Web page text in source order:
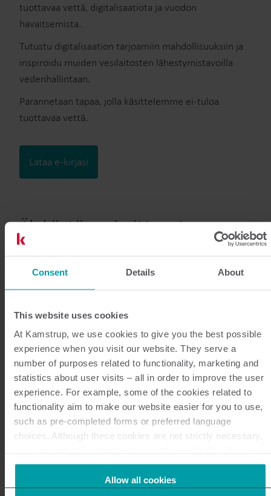
Consent Details About
This website uses cookies
At Kamstrup, we use cookies to give you the best possible
experience when you visit our website. They serve a
number of purposes related to functionality, marketing and
statistics about user visits – all in order to improve the user
experience. For example, some of the cookies related to
functionality aim to make our website easier for you to use,
such as pre-completed forms or preferred language
choices. Although these cookies are not strictly necessary,
them.
Kamstrup makes use of third-party cookies. A third-party
Allow all cookies
tuottavaa vettä, digitalisaatiota ja vuodon
havaitsemista.
Tutustu digitalisaation tarjoamiin mahdollisuuksiin ja
inspiroidu muiden vesilaitosten lähestymistavoilla
vedenhallintaan.
Parannetaan tapaa, jolla käsittelemme ei-tuloa
tuottavaa vettä.
Lataa e-kirjasi
Älykästä vesimittausta
Kamstrupilta
ultraäänivesimittareita, tehokkaita
etäluentaratkaisuja, pitkälle kehittyneitä
vuotovalvontajärjestelmiä sekä monipuolista, älykästä
data-analyysia.
Meistä älymittaus on fiksu tapa parantaa suhteita
kuluttajiin ja optimoida toimintaa. Kyse on
laadunhallinnasta, tulojen suojaamisesta,
varainhallinnasta ja vesihävikistä. Kyse on myös
Meiltä saat kaikenlaiset ja -kokoiset ratkaisut, mutta